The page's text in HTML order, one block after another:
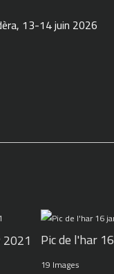
13-14 juin 2026
Pic de l'har
19 Images